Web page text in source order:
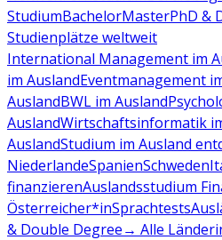
StudiumBachelorMasterPhD &
Studienplätze weltweit
International Management im
im AuslandEventmanagement
AuslandBWL im Ausland
AuslandWirtschaftsinformatik
AuslandStudium im Ausland
NiederlandeSpanienSchweden
finanzierenAuslandsstudium
Österreicher*inSprachtests
& Double Degree→ Alle